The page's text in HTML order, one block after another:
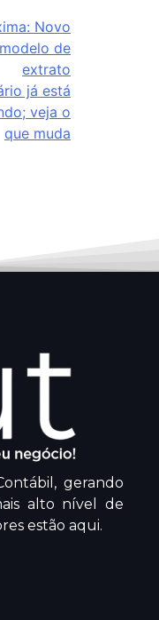
Novo
modelo de
extrato
já está
veja o
que muda
gerando
alto nível de
estão aqui.